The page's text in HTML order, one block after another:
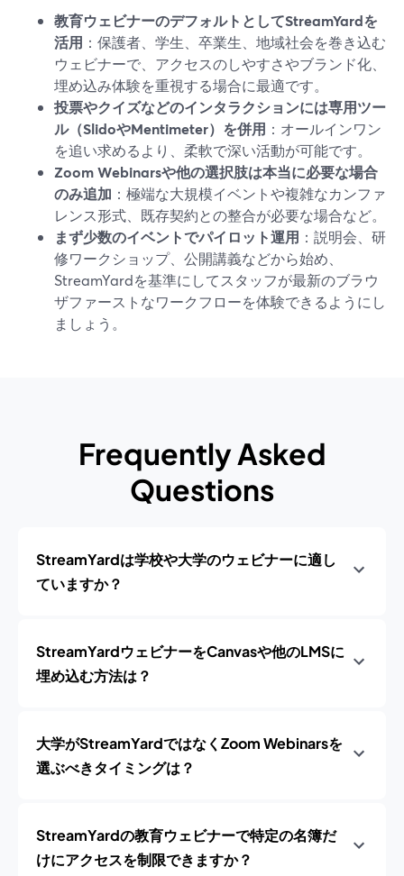
教育ウェビナーのデフォルトとしてStreamYardを
活用 ：保護者、学生、卒業生、地域社会を巻き込む
ウェビナーで、アクセスのしやすさやブランド化、
埋め込み体験を重視する場合に最適です。
投票やクイズなどのインタラクションには専用ツー
ル（SlidoやMentimeter）を併用 ：オールインワン
を追い求めるより、柔軟で深い活動が可能です。
Zoom Webinarsや他の選択肢は本当に必要な場合
のみ追加 ：極端な大規模イベントや複雑なカンファ
レンス形式、既存契約との整合が必要な場合など。
まず少数のイベントでパイロット運用 ：説明会、研
修ワークショップ、公開講義などから始め、
StreamYardを基準にしてスタッフが最新のブラウ
ザファーストなワークフローを体験できるようにし
ましょう。
Frequently Asked
Questions
StreamYardは学校や大学のウェビナーに適し
ていますか？
StreamYardウェビナーをCanvasや他のLMSに
埋め込む方法は？
大学がStreamYardではなくZoom Webinarsを
選ぶべきタイミングは？
StreamYardの教育ウェビナーで特定の名簿だ
けにアクセスを制限できますか？